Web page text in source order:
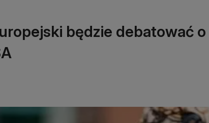
będzie debatować